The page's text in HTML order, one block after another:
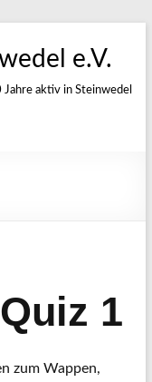
e.V.
Jahre aktiv in Steinwedel
1
zum Wappen,